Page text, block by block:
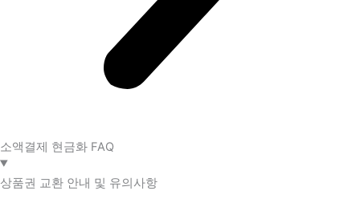
소액결제 현금화 FAQ​
상품권 교환 안내 및 유의사항